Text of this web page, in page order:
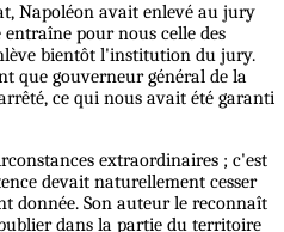
Napoléon avait enlevé au jury
pour nous celle des
bientôt l'institution du jury.
que gouverneur général de la
ce qui nous avait été garanti
extraordinaires ; c'est
devait naturellement cesser
donnée. Son auteur le reconnaît
dans la partie du territoire